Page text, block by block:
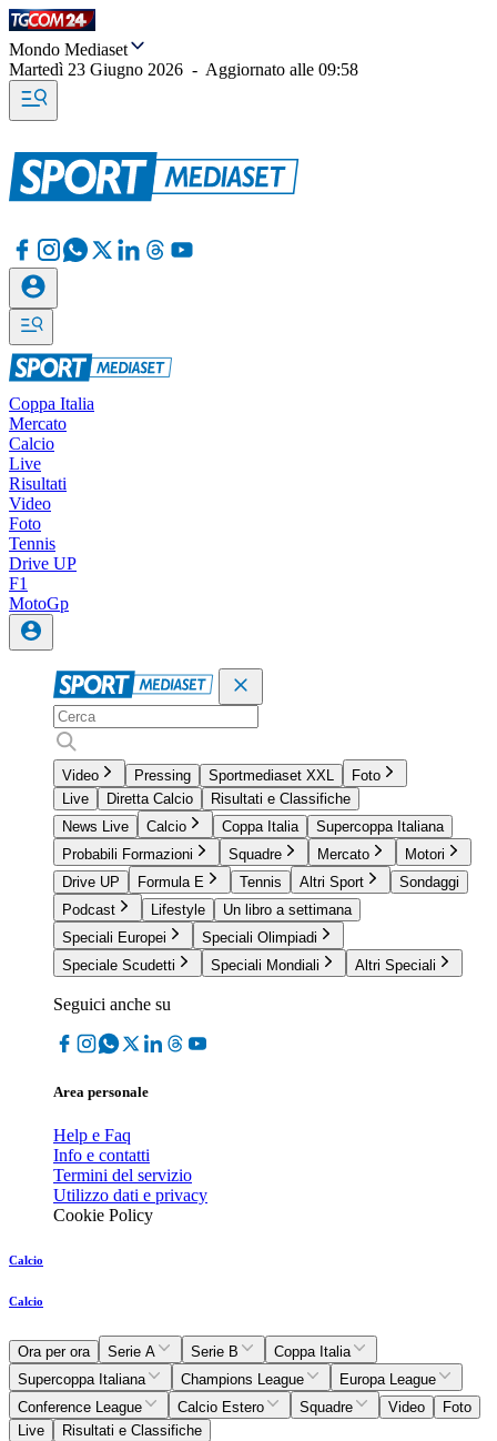
Mondo Mediaset
Martedì 23 Giugno 2026 - Aggiornato alle 09:58
Coppa Italia
Mercato
Calcio
Live
Risultati
Video
Foto
Tennis
Drive UP
F1
MotoGp
Video Pressing Sportmediaset XXL
Foto
Live
Diretta Calcio
Risultati e Classifiche
News Live
Calcio Coppa Italia
Supercoppa Italiana
Probabili Formazioni
Squadre Mercato
Motori
Drive UP
Formula E Tennis Altri Sport
Sondaggi
Podcast
Lifestyle
Un libro a settimana
Speciali Europei
Speciali Olimpiadi
Speciale Scudetti
Speciali Mondiali Altri Speciali
Seguici anche su
Area personale
Help e Faq
Info e contatti
Termini del servizio
Utilizzo dati e privacy
Cookie Policy
Calcio
Calcio
Ora per ora Serie A Serie B
Coppa Italia
Supercoppa Italiana
Champions League
Europa League
Conference League
Calcio Estero Squadre Video
Foto
Live
Risultati e Classifiche